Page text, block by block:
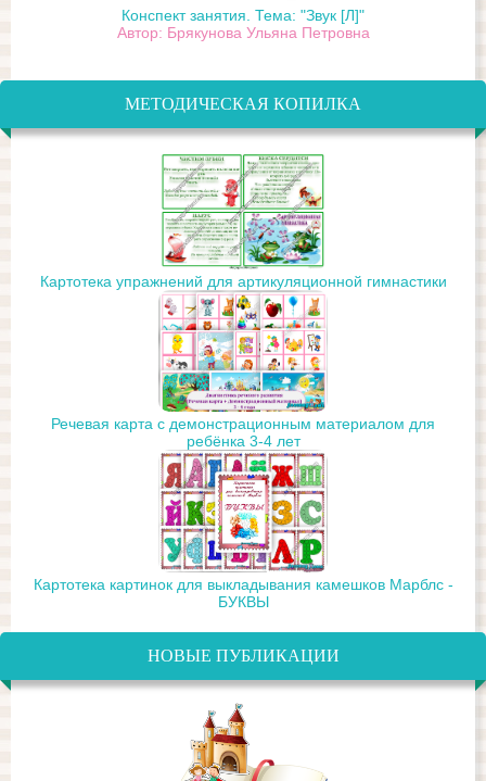
Конспект занятия. Тема: "Звук [Л]"
Автор: Брякунова Ульяна Петровна
МЕТОДИЧЕСКАЯ КОПИЛКА
Картотека упражнений для артикуляционной гимнастики
Речевая карта с демонстрационным материалом для
ребёнка 3-4 лет
Картотека картинок для выкладывания камешков Марблс -
БУКВЫ
НОВЫЕ ПУБЛИКАЦИИ